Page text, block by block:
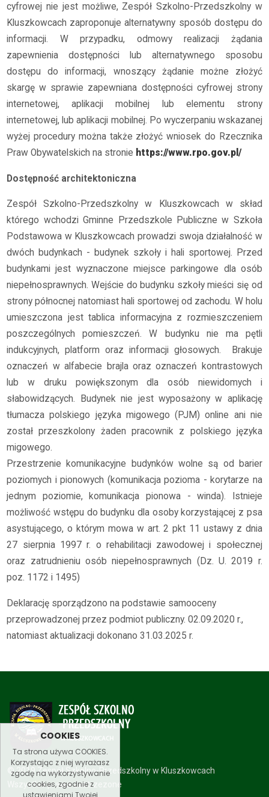
COOKIES
Ta strona używa COOKIES.
Korzystając z niej wyrażasz
zgodę na wykorzystywanie
cookies, zgodnie z
ustawieniami Twojej
cyfrowej nie jest możliwe, Zespół Szkolno-Przedszkolny w
Kluszkowcach zaproponuje alternatywny sposób dostępu do
informacji. W przypadku, odmowy realizacji żądania
zapewnienia dostępności lub alternatywnego sposobu
dostępu do informacji, wnoszący żądanie możne złożyć
skargę w sprawie zapewniana dostępności cyfrowej strony
internetowej, aplikacji mobilnej lub elementu strony
internetowej, lub aplikacji mobilnej. Po wyczerpaniu wskazanej
wyżej procedury można także złożyć wniosek do Rzecznika
Praw Obywatelskich na stronie https://www.rpo.gov.pl/
Dostępność architektoniczna
Zespół Szkolno-Przedszkolny w Kluszkowcach w skład
którego wchodzi Gminne Przedszkole Publiczne w Szkoła
Podstawowa w Kluszkowcach prowadzi swoja działalność w
dwóch budynkach - budynek szkoły i hali sportowej. Przed
budynkami jest wyznaczone miejsce parkingowe dla osób
niepełnosprawnych. Wejście do budynku szkoły mieści się od
strony północnej natomiast hali sportowej od zachodu. W holu
umieszczona jest tablica informacyjna z rozmieszczeniem
poszczególnych pomieszczeń. W budynku nie ma pętli
indukcyjnych, platform oraz informacji głosowych. Brakuje
oznaczeń w alfabecie brajla oraz oznaczeń kontrastowych
lub w druku powiększonym dla osób niewidomych i
słabowidzących. Budynek nie jest wyposażony w aplikację
tłumacza polskiego języka migowego (PJM) online ani nie
został przeszkolony żaden pracownik z polskiego języka
migowego.
Przestrzenie komunikacyjne budynków wolne są od barier
poziomych i pionowych (komunikacja pozioma - korytarze na
jednym poziomie, komunikacja pionowa - winda). Istnieje
możliwość wstępu do budynku dla osoby korzystającej z psa
asystującego, o którym mowa w art. 2 pkt 11 ustawy z dnia
27 sierpnia 1997 r. o rehabilitacji zawodowej i społecznej
oraz zatrudnieniu osób niepełnosprawnych (Dz. U. 2019 r.
poz. 1172 i 1495)
Deklarację sporządzono na podstawie samooceny
przeprowadzonej przez podmiot publiczny. 02.09.2020 r.,
natomiast aktualizacji dokonano 31.03.2025 r.
© 2019 Zespół Szkolno-Przedszkolny w Kluszkowcach
Wszystkie prawa zastrzezone